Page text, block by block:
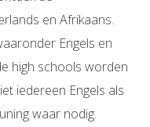
en Afrikaans.
Engels en
high schools worden
iedereen Engels als
waar nodig.